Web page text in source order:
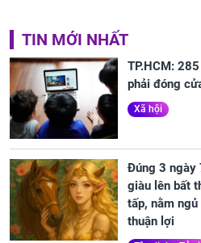
TIN MỚI NHẤT
TP.HCM:
phải đóng
Xã hội
Đúng 3 ngày
giàu lên bất
tấp, nằm
thuận lợi